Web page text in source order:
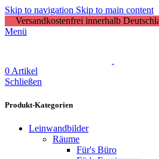
Skip to navigation Skip to main content
Versandkostenfrei innerhalb
Menü
0 Artikel
Schließen
Produkt-Kategorien
Leinwandbilder
Räume
Für's Büro